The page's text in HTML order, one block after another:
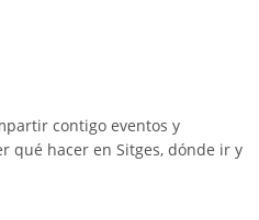
contigo eventos y
qué hacer en Sitges, dónde ir y